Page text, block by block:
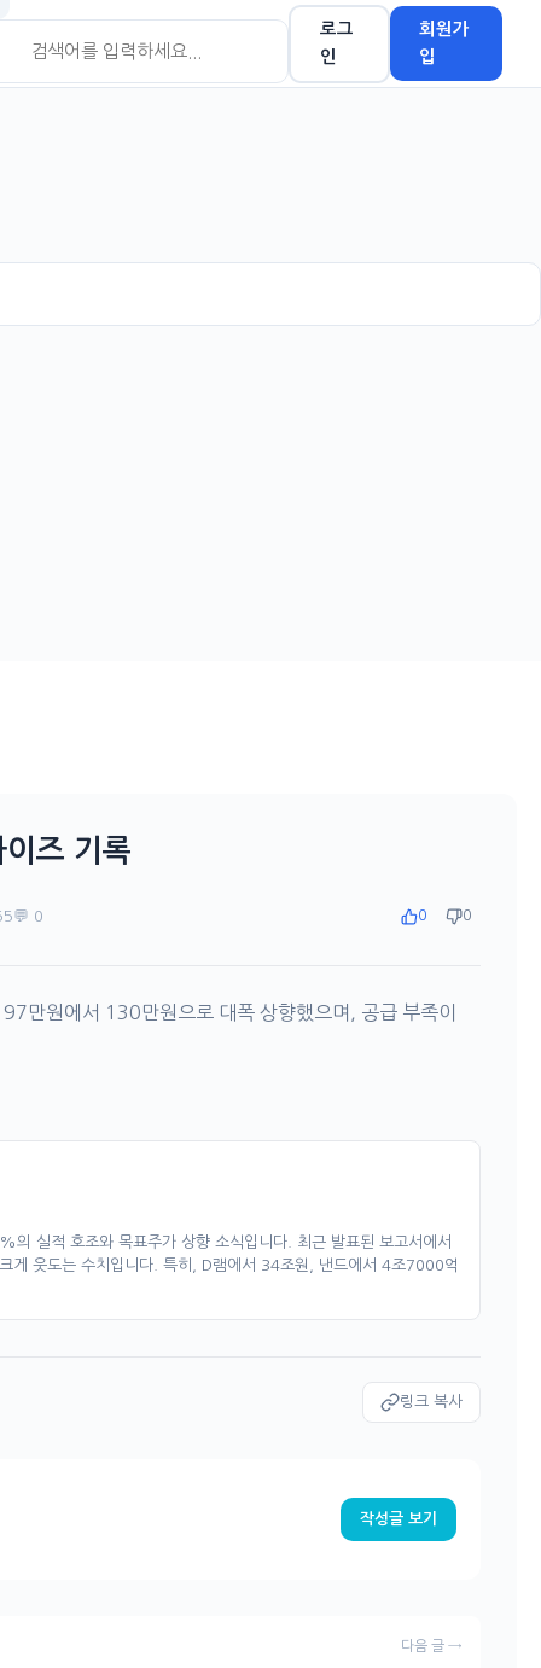
로그
인
회원가
입
즈 기록
💬 0 0 0
만원에서 130만원으로 대폭 상향했으며, 공급 부족이
실적 호조와 목표주가 상향 소식입니다. 최근 발표된 보고서에서
게 웃도는 수치입니다. 특히, D램에서 34조원, 낸드에서 4조7000억
링크 복사
작성글 보기
다음 글 →